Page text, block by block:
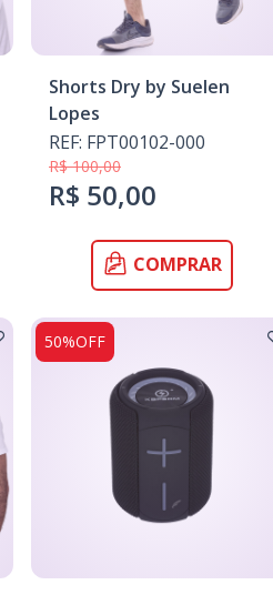
Shorts Dry by Suelen
Lopes
REF: FPT00102-000
R$ 100,00
R$ 50,00
COMPRAR
50%OFF